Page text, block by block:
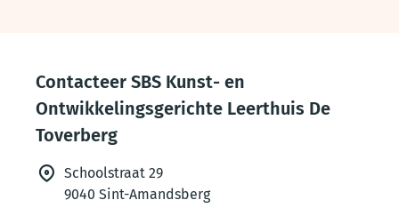
footerContacteer SBS Kunst- en
Ontwikkelingsgerichte Leerthuis De
Toverberg
Schoolstraat 29
9040 Sint-Amandsberg